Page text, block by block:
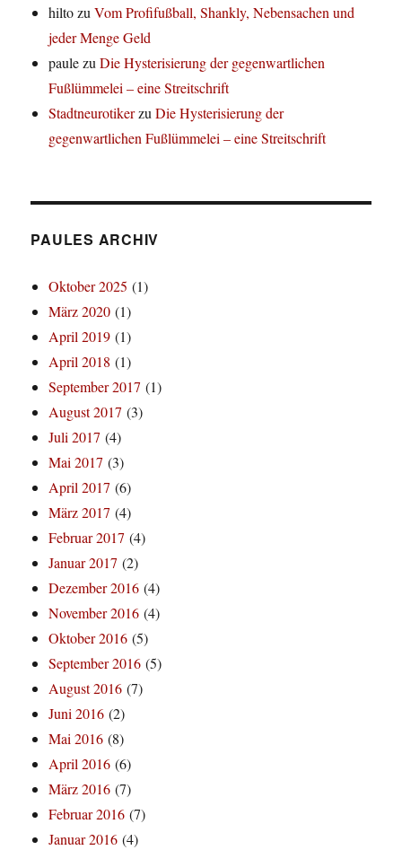
hiltozuVom Profifußball, Shankly, Nebensachen und
jeder Menge Geld
paulezuDie Hysterisierung der gegenwartlichen
Fußlümmelei – eine Streitschrift
StadtneurotikerzuDie Hysterisierung der
gegenwartlichen Fußlümmelei – eine Streitschrift
PAULES ARCHIV
Oktober 2025 (1)
März 2020 (1)
April 2019 (1)
April 2018 (1)
September 2017 (1)
August 2017 (3)
Juli 2017 (4)
Mai 2017 (3)
April 2017 (6)
März 2017 (4)
Februar 2017 (4)
Januar 2017 (2)
Dezember 2016 (4)
November 2016 (4)
Oktober 2016 (5)
September 2016 (5)
August 2016 (7)
Juni 2016 (2)
Mai 2016 (8)
April 2016 (6)
März 2016 (7)
Februar 2016 (7)
Januar 2016 (4)